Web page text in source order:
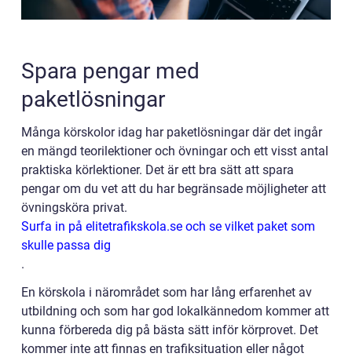
Spara pengar med
paketlösningar
Många körskolor idag har paketlösningar där det ingår
en mängd teorilektioner och övningar och ett visst antal
praktiska körlektioner. Det är ett bra sätt att spara
pengar om du vet att du har begränsade möjligheter att
övningsköra privat.
Surfa in på elitetrafikskola.se och se vilket paket som
skulle passa dig
.
En körskola i närområdet som har lång erfarenhet av
utbildning och som har god lokalkännedom kommer att
kunna förbereda dig på bästa sätt inför körprovet. Det
kommer inte att finnas en trafiksituation eller något